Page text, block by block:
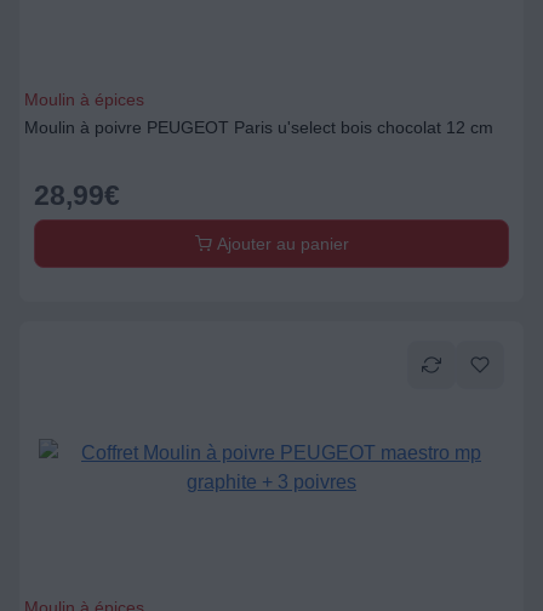
Moulin à épices
Moulin à poivre PEUGEOT Paris u'select bois chocolat 12 cm
28,99€
Ajouter au panier